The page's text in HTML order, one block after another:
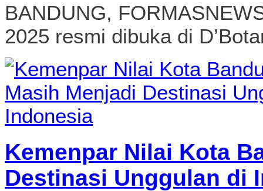
BANDUNG,
2025 resmi dibuka di
Kemenpar Nilai Kota
Destinasi Unggulan di